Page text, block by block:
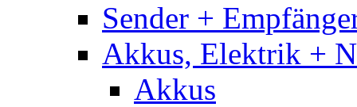
Sender +
Akkus, Elektrik +
Akkus